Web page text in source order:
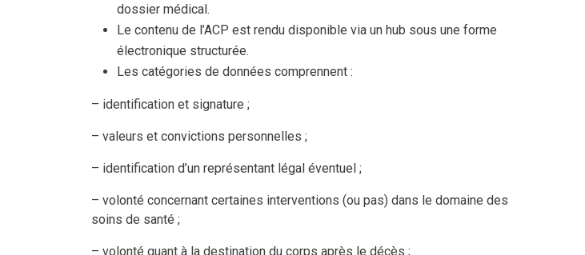
dossier médical.
Le contenu de l’ACP est rendu disponible via un hub sous une forme
électronique structurée.
Les catégories de données comprennent :
– identification et signature ;
– valeurs et convictions personnelles ;
– identification d’un représentant légal éventuel ;
– volonté concernant certaines interventions (ou pas) dans le domaine des
soins de santé ;
– volonté quant à la destination du corps après le décès ;